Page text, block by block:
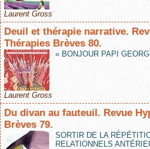
Laurent Gross
Deuil et thérapie narrative.
Thérapies Brèves 80.
« BONJOUR PAPI
Laurent Gross
Du divan au fauteuil. Revue
Brèves 79.
SORTIR DE LA
RELATIONNELS